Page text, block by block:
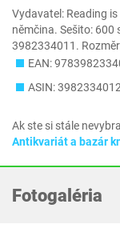
Vydavatel: Reading
němčina. Sešito: 600
3982334011.
EAN:
ASIN:
Ak ste si stále
Antikvariát a bazár
Fotogaléria